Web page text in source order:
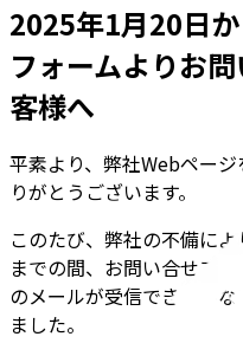
2025年1月20日
フォームよりお
客様へ
平素より、弊社Webペー
りがとうございます。
このたび、弊社の不備に
までの間、お問い合せフ
のメールが受信できてい
ました。